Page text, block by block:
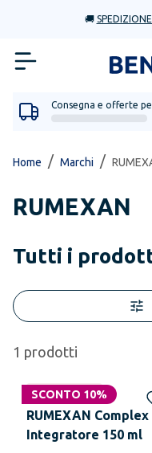
🚚
Consegna e offerte
Home / Marchi /
RUMEXAN
Tutti i
1 prodotti
SCONTO 10%
Non disponibile
RUMEXAN Complex
Integratore 150 ml